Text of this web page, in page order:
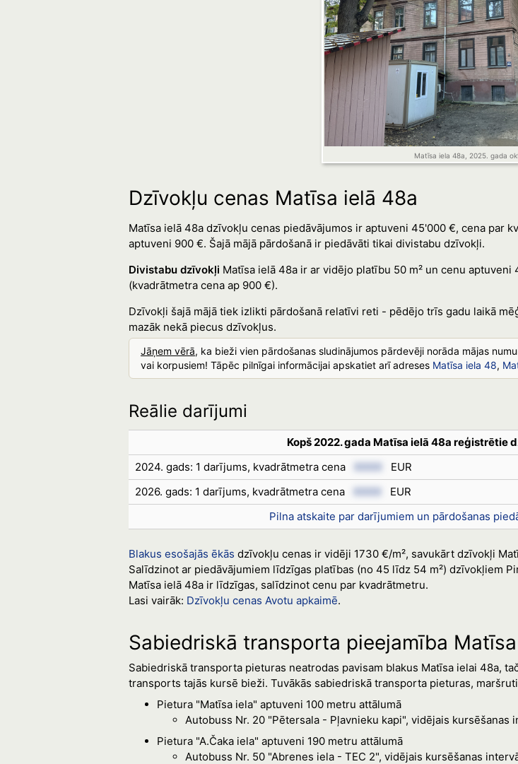
Matīsa iela 48a, 2025. gada
Dzīvokļu cenas Matīsa ielā 48a
Matīsa ielā 48a dzīvokļu cenas piedāvājumos ir aptuveni 45'000 €, cena par
aptuveni 900 €. Šajā mājā pārdošanā ir piedāvāti tikai divistabu dzīvokļi.
Divistabu dzīvokļi Matīsa ielā 48a ir ar vidējo platību 50 m² un cenu aptuveni
(kvadrātmetra cena ap 900 €).
Dzīvokļi šajā mājā tiek izlikti pārdošanā relatīvi reti - pēdējo trīs gadu laikā
mazāk nekā piecus dzīvokļus.
Jāņem vērā, ka bieži vien pārdošanas sludinājumos pārdevēji norāda mājas
vai korpusiem! Tāpēc pilnīgai informācijai apskatiet arī adreses Matīsa iela 48,
Reālie darījumi
Kopš 2022. gada Matīsa ielā 48a reģistrētie
2024. gads: 1 darījums, kvadrātmetra cena
XXXX EUR
2026. gads: 1 darījums, kvadrātmetra cena
XXXX EUR
Pilna atskaite par darījumiem un pārdošanas
Blakus esošajās ēkās dzīvokļu cenas ir vidēji 1730 €/m², savukārt dzīvokļi
Salīdzinot ar piedāvājumiem līdzīgas platības (no 45 līdz 54 m²) dzīvokļiem
Matīsa ielā 48a ir līdzīgas, salīdzinot cenu par kvadrātmetru.
Lasi vairāk: Dzīvokļu cenas Avotu apkaimē.
Sabiedriskā transporta pieejamība
Sabiedriskā transporta pieturas neatrodas pavisam blakus Matīsa ielai 48a,
transports tajās kursē bieži. Tuvākās sabiedriskā transporta pieturas,
Pietura "Matīsa iela" aptuveni 100 metru attālumā
Autobuss Nr. 20 "Pētersala - Pļavnieku kapi", vidējais
Pietura "A.Čaka iela" aptuveni 190 metru attālumā
Autobuss Nr. 50 "Abrenes iela - TEC 2", vidējais kursēšanas